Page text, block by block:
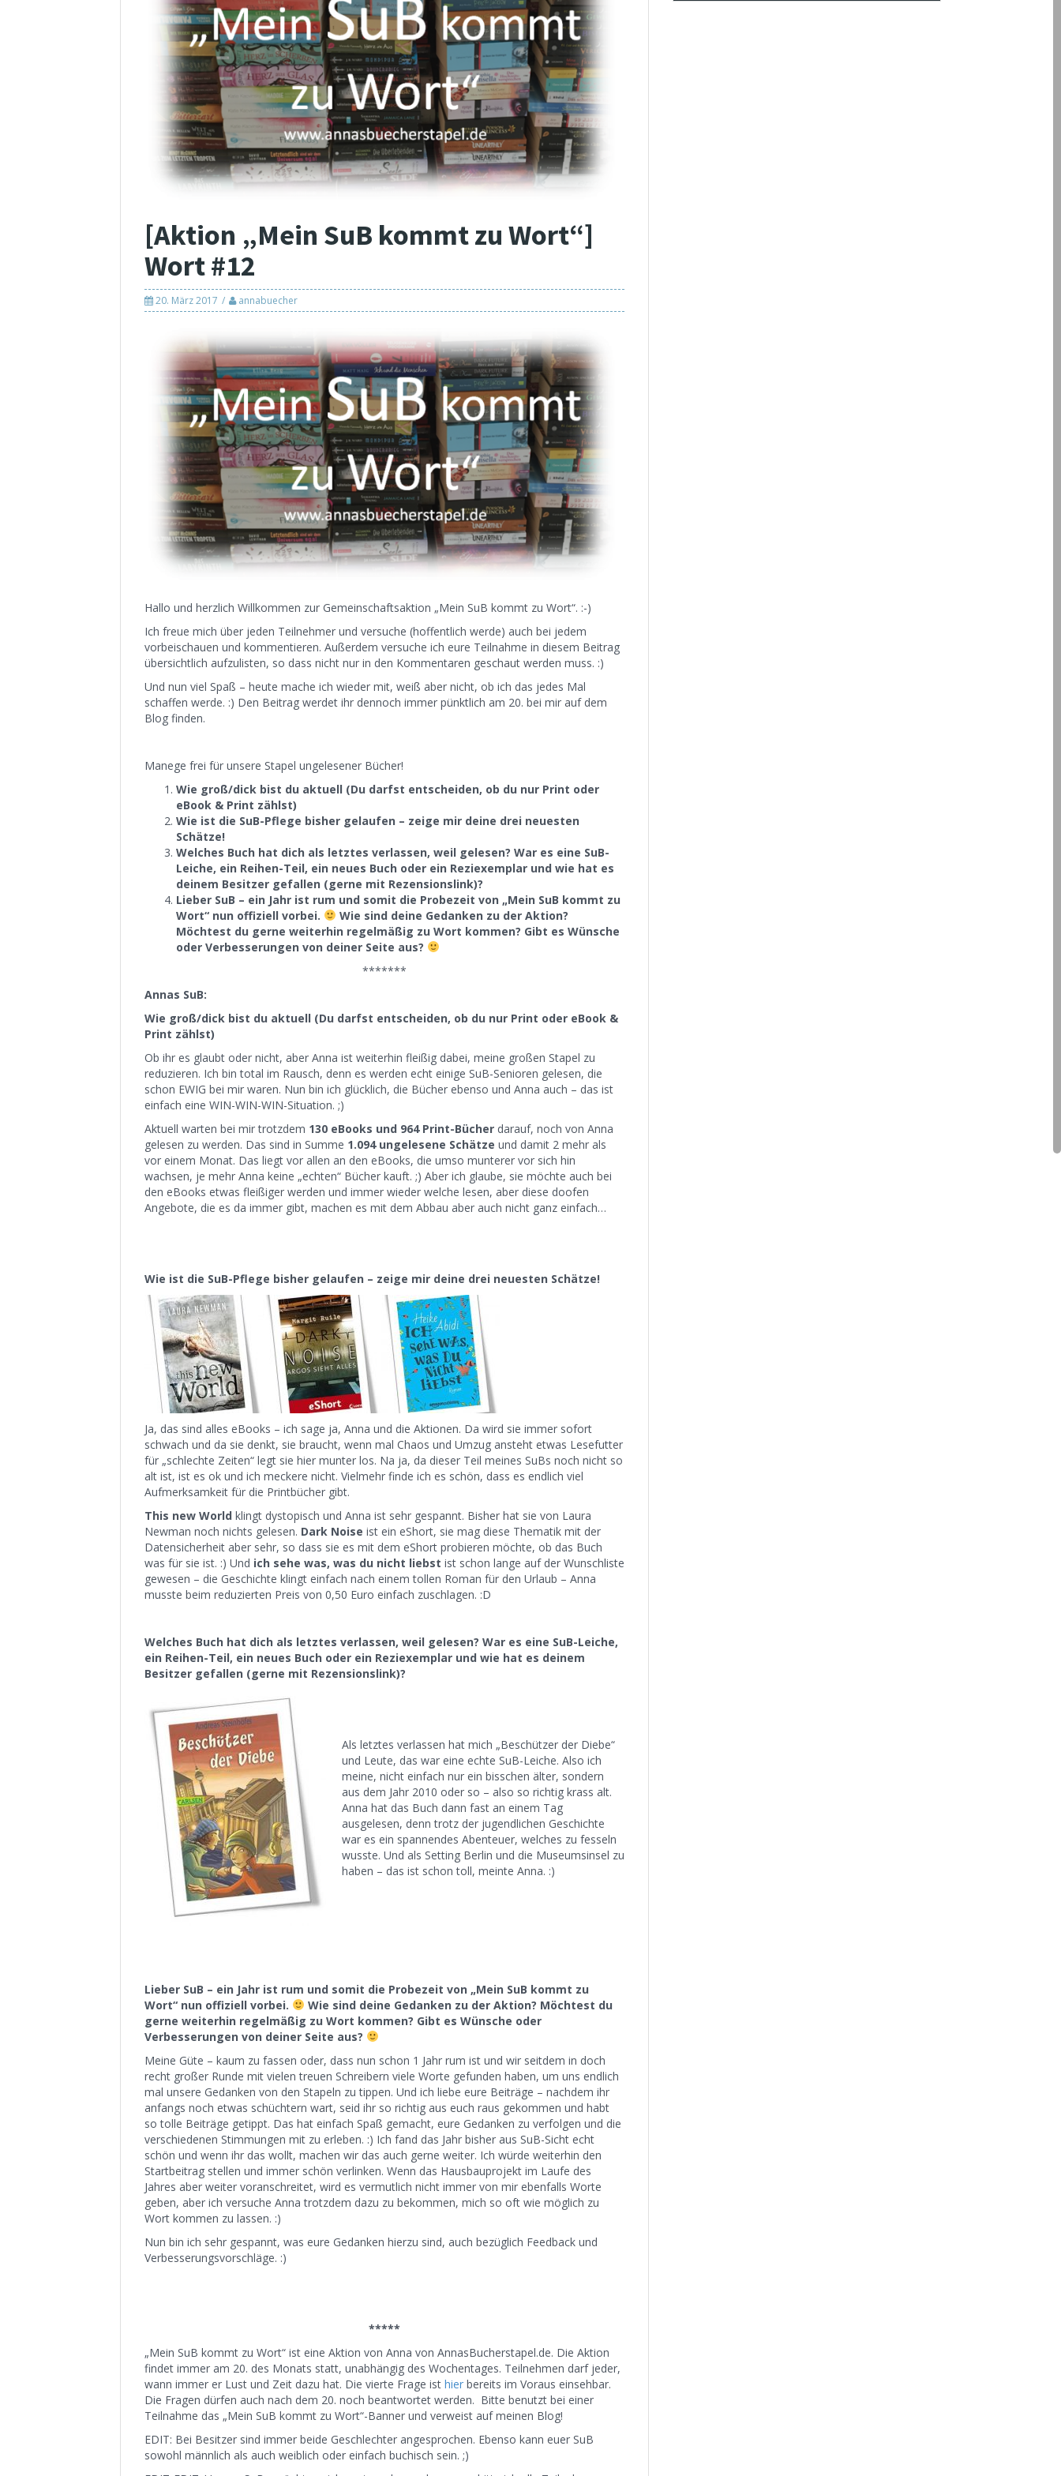
[Aktion „Mein SuB kommt zu Wort“]
Wort #12
20. März 2017 annabuecher
Hallo und herzlich Willkommen zur Gemeinschaftsaktion „Mein SuB kommt zu Wort“. :-)
Ich freue mich über jeden Teilnehmer und versuche (hoffentlich werde) auch bei jedem
vorbeischauen und kommentieren. Außerdem versuche ich eure Teilnahme in diesem Beitrag
übersichtlich aufzulisten, so dass nicht nur in den Kommentaren geschaut werden muss. :)
Und nun viel Spaß – heute mache ich wieder mit, weiß aber nicht, ob ich das jedes Mal
schaffen werde. :) Den Beitrag werdet ihr dennoch immer pünktlich am 20. bei mir auf dem
Blog finden.
Manege frei für unsere Stapel ungelesener Bücher!
Wie groß/dick bist du aktuell (Du darfst entscheiden, ob du nur Print oder
eBook & Print zählst)
Wie ist die SuB-Pflege bisher gelaufen – zeige mir deine drei neuesten
Schätze!
Welches Buch hat dich als letztes verlassen, weil gelesen? War es eine SuB-
Leiche, ein Reihen-Teil, ein neues Buch oder ein Reziexemplar und wie hat es
deinem Besitzer gefallen (gerne mit Rezensionslink)?
Lieber SuB – ein Jahr ist rum und somit die Probezeit von „Mein SuB kommt zu
Wort“ nun offiziell vorbei.
Wie sind deine Gedanken zu der Aktion?
Möchtest du gerne weiterhin regelmäßig zu Wort kommen? Gibt es Wünsche
oder Verbesserungen von deiner Seite aus?
*******
Annas SuB:
Wie groß/dick bist du aktuell (Du darfst entscheiden, ob du nur Print oder eBook &
Print zählst)
Ob ihr es glaubt oder nicht, aber Anna ist weiterhin fleißig dabei, meine großen Stapel zu
reduzieren. Ich bin total im Rausch, denn es werden echt einige SuB-Senioren gelesen, die
schon EWIG bei mir waren. Nun bin ich glücklich, die Bücher ebenso und Anna auch – das ist
einfach eine WIN-WIN-WIN-Situation. ;)
Aktuell warten bei mir trotzdem 130 eBooks und 964 Print-Bücher darauf, noch von Anna
gelesen zu werden. Das sind in Summe 1.094 ungelesene Schätze und damit 2 mehr als
vor einem Monat. Das liegt vor allen an den eBooks, die umso munterer vor sich hin
wachsen, je mehr Anna keine „echten“ Bücher kauft. ;) Aber ich glaube, sie möchte auch bei
den eBooks etwas fleißiger werden und immer wieder welche lesen, aber diese doofen
Angebote, die es da immer gibt, machen es mit dem Abbau aber auch nicht ganz einfach…
Wie ist die SuB-Pflege bisher gelaufen – zeige mir deine drei neuesten Schätze!
Ja, das sind alles eBooks – ich sage ja, Anna und die Aktionen. Da wird sie immer sofort
schwach und da sie denkt, sie braucht, wenn mal Chaos und Umzug ansteht etwas Lesefutter
für „schlechte Zeiten“ legt sie hier munter los. Na ja, da dieser Teil meines SuBs noch nicht so
alt ist, ist es ok und ich meckere nicht. Vielmehr finde ich es schön, dass es endlich viel
Aufmerksamkeit für die Printbücher gibt.
This new World klingt dystopisch und Anna ist sehr gespannt. Bisher hat sie von Laura
Newman noch nichts gelesen. Dark Noise ist ein eShort, sie mag diese Thematik mit der
Datensicherheit aber sehr, so dass sie es mit dem eShort probieren möchte, ob das Buch
was für sie ist. :) Und ich sehe was, was du nicht liebst ist schon lange auf der Wunschliste
gewesen – die Geschichte klingt einfach nach einem tollen Roman für den Urlaub – Anna
musste beim reduzierten Preis von 0,50 Euro einfach zuschlagen. :D
Welches Buch hat dich als letztes verlassen, weil gelesen? War es eine SuB-Leiche,
ein Reihen-Teil, ein neues Buch oder ein Reziexemplar und wie hat es deinem
Besitzer gefallen (gerne mit Rezensionslink)?
Als letztes verlassen hat mich „Beschützer der Diebe“
und Leute, das war eine echte SuB-Leiche. Also ich
meine, nicht einfach nur ein bisschen älter, sondern
aus dem Jahr 2010 oder so – also so richtig krass alt.
Anna hat das Buch dann fast an einem Tag
ausgelesen, denn trotz der jugendlichen Geschichte
war es ein spannendes Abenteuer, welches zu fesseln
wusste. Und als Setting Berlin und die Museumsinsel zu
haben – das ist schon toll, meinte Anna. :)
Lieber SuB – ein Jahr ist rum und somit die Probezeit von „Mein SuB kommt zu
Wort“ nun offiziell vorbei.
Wie sind deine Gedanken zu der Aktion? Möchtest du
gerne weiterhin regelmäßig zu Wort kommen? Gibt es Wünsche oder
Verbesserungen von deiner Seite aus?
Meine Güte – kaum zu fassen oder, dass nun schon 1 Jahr rum ist und wir seitdem in doch
recht großer Runde mit vielen treuen Schreibern viele Worte gefunden haben, um uns endlich
mal unsere Gedanken von den Stapeln zu tippen. Und ich liebe eure Beiträge – nachdem ihr
anfangs noch etwas schüchtern wart, seid ihr so richtig aus euch raus gekommen und habt
so tolle Beiträge getippt. Das hat einfach Spaß gemacht, eure Gedanken zu verfolgen und die
verschiedenen Stimmungen mit zu erleben. :) Ich fand das Jahr bisher aus SuB-Sicht echt
schön und wenn ihr das wollt, machen wir das auch gerne weiter. Ich würde weiterhin den
Startbeitrag stellen und immer schön verlinken. Wenn das Hausbauprojekt im Laufe des
Jahres aber weiter voranschreitet, wird es vermutlich nicht immer von mir ebenfalls Worte
geben, aber ich versuche Anna trotzdem dazu zu bekommen, mich so oft wie möglich zu
Wort kommen zu lassen. :)
Nun bin ich sehr gespannt, was eure Gedanken hierzu sind, auch bezüglich Feedback und
Verbesserungsvorschläge. :)
*****
„Mein SuB kommt zu Wort“ ist eine Aktion von Anna von AnnasBucherstapel.de. Die Aktion
findet immer am 20. des Monats statt, unabhängig des Wochentages. Teilnehmen darf jeder,
wann immer er Lust und Zeit dazu hat. Die vierte Frage ist hier bereits im Voraus einsehbar.
Die Fragen dürfen auch nach dem 20. noch beantwortet werden. Bitte benutzt bei einer
Teilnahme das „Mein SuB kommt zu Wort“-Banner und verweist auf meinen Blog!
EDIT: Bei Besitzer sind immer beide Geschlechter angesprochen. Ebenso kann euer SuB
sowohl männlich als auch weiblich oder einfach buchisch sein. ;)